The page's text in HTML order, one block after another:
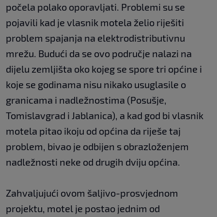
počela polako oporavljati. Problemi su se
pojavili kad je vlasnik motela želio riješiti
problem spajanja na elektrodistributivnu
mrežu. Budući da se ovo područje nalazi na
dijelu zemljišta oko kojeg se spore tri općine i
koje se godinama nisu nikako usuglasile o
granicama i nadležnostima (Posušje,
Tomislavgrad i Jablanica), a kad god bi vlasnik
motela pitao ikoju od općina da riješe taj
problem, bivao je odbijen s obrazloženjem
nadležnosti neke od drugih dviju općina.
Zahvaljujući ovom šaljivo-prosvjednom
projektu, motel je postao jednim od